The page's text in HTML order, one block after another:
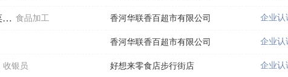
淑阳镇（城区） | 主食技师/炒菜技师（有五险、待遇优） 食品加工 香河华联香百超市有限公司 企业认
香河华联香百超市有限公司 企业认
收银员 好想来零食店步行街店 企业认